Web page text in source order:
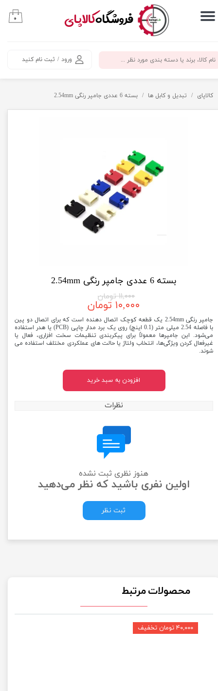
​فروشگاهکالاپای
ورود / ثبت نام کنید
حساب کاربری من
سفارشات
۰
کالاپای تبدیل و کابل ها بسته 6 عددی جامپر رنگی 2.54mm
بسته 6 عددی جامپر رنگی 2.54mm
۱۱,۰۰۰ تومان
۱۰,۰۰۰ تومان
جامپر رنگی 2.54mm یک قطعه کوچک اتصال دهنده است که برای اتصال دو پین
با فاصله 2.54 میلی متر (0.1 اینچ) روی یک برد مدار چاپی (PCB) یا هدر استفاده
می‌شود. این جامپرها معمولاً برای پیکربندی تنظیمات سخت افزاری، فعال یا
غیرفعال کردن ویژگی‌ها، انتخاب ولتاژ یا حالت های عملکردی مختلف استفاده می
شوند.
افزودن به سبد خرید
نظرات
هنوز نظری ثبت نشده
اولین نفری باشید که نظر می‌دهید
ثبت نظر
محصولات مرتبط
۴۰,۰۰۰ تومان تخفیف